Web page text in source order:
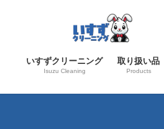
ス
ン
いすずクリーニング
Isuzu Cleaning
取り扱い品
Products